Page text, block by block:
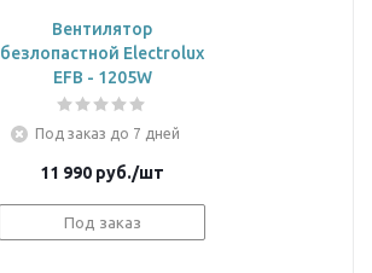
Вентилятор
безлопастной Electrolux
EFB - 1205W
Под заказ до 7 дней
11 990 руб./шт
Под заказ